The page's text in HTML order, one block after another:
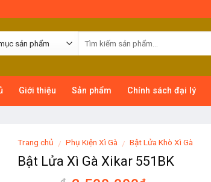
Giới thiệu Sản phẩm Chính sách đại lý
Trang chủ / Phụ Kiện Xì Gà / Bật Lửa Khò Xì Gà
Bật Lửa Xì Gà Xikar 551BK